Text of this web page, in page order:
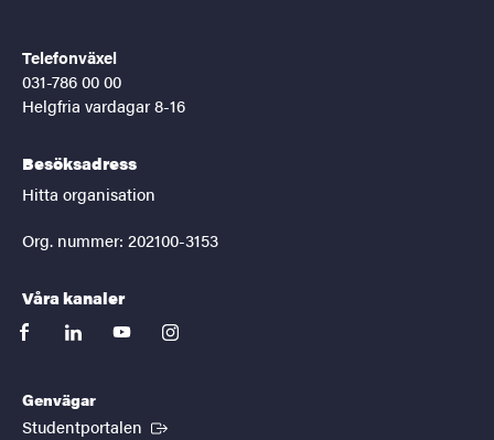
Telefonväxel
031-786 00 00
Helgfria vardagar 8-16
Besöksadress
Hitta organisation
Org. nummer: 202100-3153
Våra kanaler
facebooklinkedinyoutubeinstagram
Genvägar
Studentportalen (Extern länk)